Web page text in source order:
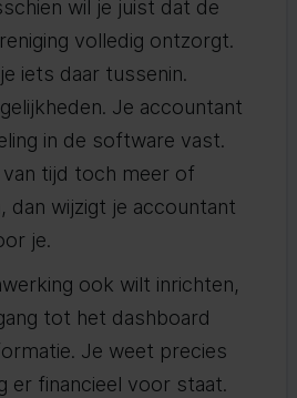
wil je juist dat de
volledig ontzorgt.
iets daar tussenin.
Je accountant
in de software vast.
tijd toch meer of
dan wijzigt je accountant
je.
ook wilt inrichten,
tot het dashboard
Je weet precies
er financieel voor staat.